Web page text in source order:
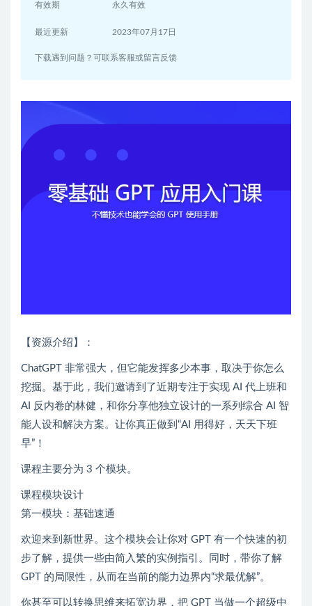
有效期 永久有效
最近更新 2023年07月17日
下载遇到问题？可联系客服或留言反馈
【资源介绍】：
ChatGPT 非常强大，但它能发挥多少本事，取决于你怎么
挖掘。基于此，我们邀请到了近期专注于实现 AI 代上班和
AI 反内卷的林健，和你分享他独立设计的一系列综合 AI 智
能人设和解决方案。让你真正做到“AI 用得好，天天下班
早”！
课程主要分为 3 个模块。
课程模块设计
第一模块：基础速通
欢迎来到新世界。这个模块会让你对 GPT 有一个快速的初
步了解，提供一些由简入繁的实例指引。同时，带你了解
GPT 的局限性，从而在当前的能力边界内“求最优解”。
你甚至可以转换思维来拓宽边界，把 GPT 当做一个超级中